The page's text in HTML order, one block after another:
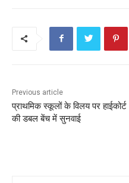
p
Previous article
प्राथमिक स्कूलों के विलय पर हाईकोर्ट
की डबल बेंच में सुनवाई